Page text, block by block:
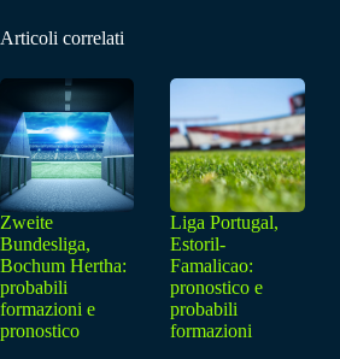
Articoli correlati
Zweite
Bundesliga,
Bochum Hertha:
probabili
formazioni e
pronostico
Liga Portugal,
Estoril-
Famalicao:
pronostico e
probabili
formazioni